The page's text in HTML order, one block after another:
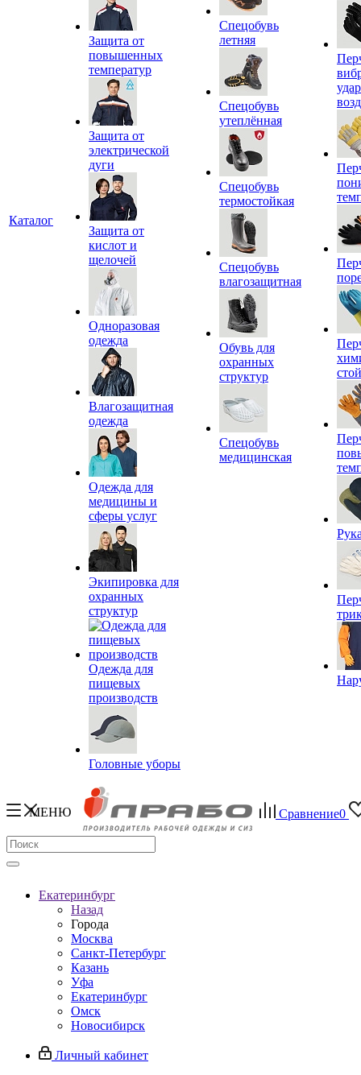
Каталог
Защита от
повышенных
температур
Защита от
электрической
дуги
Защита от
кислот и
щелочей
Одноразовая
одежда
Влагозащитная
одежда
Одежда для
медицины и
сферы услуг
Экипировка для
охранных
структур
Одежда для
пищевых
производств
Головные уборы
Спецобувь
летняя
Спецобувь
утеплённая
Спецобувь
термостойкая
Спецобувь
влагозащитная
Обувь для
охранных
структур
Спецобувь
медицинская
МЕНЮ Сравнение0
Екатеринбург
Назад
Города
Москва
Санкт-Петербург
Казань
Уфа
Екатеринбург
Омск
Новосибирск
Личный кабинет